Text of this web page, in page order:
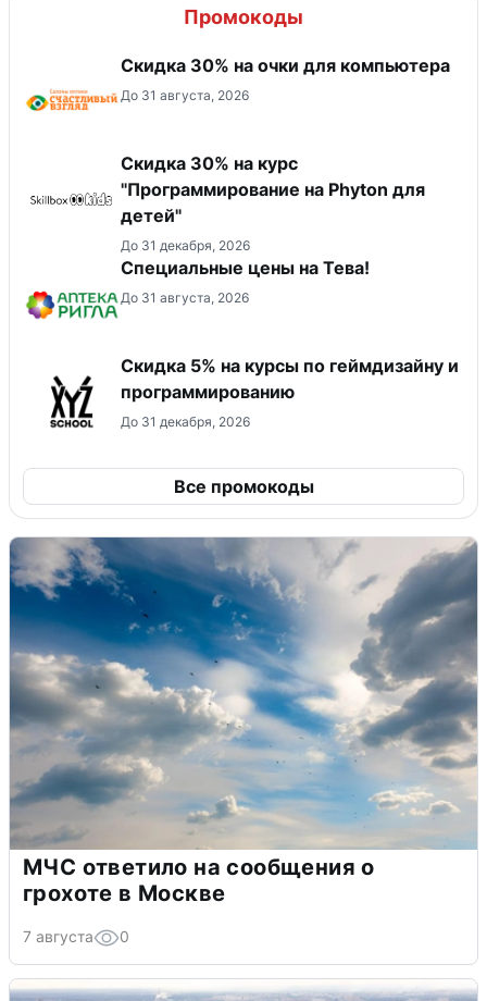
Промокоды
Скидка 30% на очки для компьютера
До 31 августа, 2026
Скидка 30% на курс
"Программирование на Phyton для
детей"
До 31 декабря, 2026
Специальные цены на Тева!
До 31 августа, 2026
Скидка 5% на курсы по геймдизайну и
программированию
До 31 декабря, 2026
Все промокоды
МЧС ответило на сообщения о
грохоте в Москве
7 августа 0